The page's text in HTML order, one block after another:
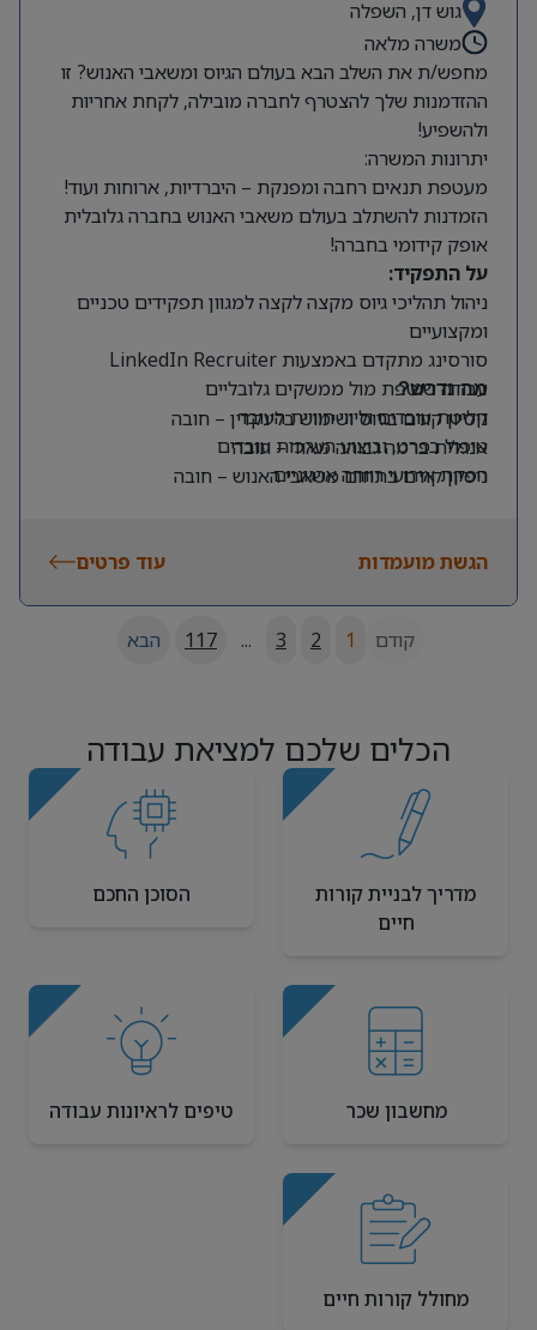
גוש דן, השפלה
משרה מלאה
מחפש/ת את השלב הבא בעולם הגיוס ומשאבי האנוש? זו
ההזדמנות שלך להצטרף לחברה מובילה, לקחת אחריות
ולהשפיע!
יתרונות המשרה:
מעטפת תנאים רחבה ומפנקת – היברדיות, ארוחות ועוד!
הזמדנות להשתלב בעולם משאבי האנוש בחברה גלובלית
אופק קידומי בחברה!
על התפקיד:
ניהול תהליכי גיוס מקצה לקצה למגוון תפקידים טכניים
ומקצועיים
סורסינג מתקדם באמצעות LinkedIn Recruiter
עבודה שוטפת מול ממשקים גלובליים
קליטת עובדים וליווי חוויית העובד
טיפול בפרט, וביצוע הערכות עובדים
הפקת אירועי רווחה ארגוניים
מה נדרש?
ניסיון קודם בגיוס ושימוש בלינקדין – חובה
אנגלית ברמה גבוהה מאוד – חובה
ניסיון קודם בתחום משאבי האנוש – חובה
הגשת מועמדות
עוד פרטים
קודם 1
2
3
...
117 הבא
הכלים שלכם למציאת עבודה
מדריך לבניית קורות
חיים
הסוכן החכם
מחשבון שכר טיפים לראיונות עבודה
מחולל קורות חיים